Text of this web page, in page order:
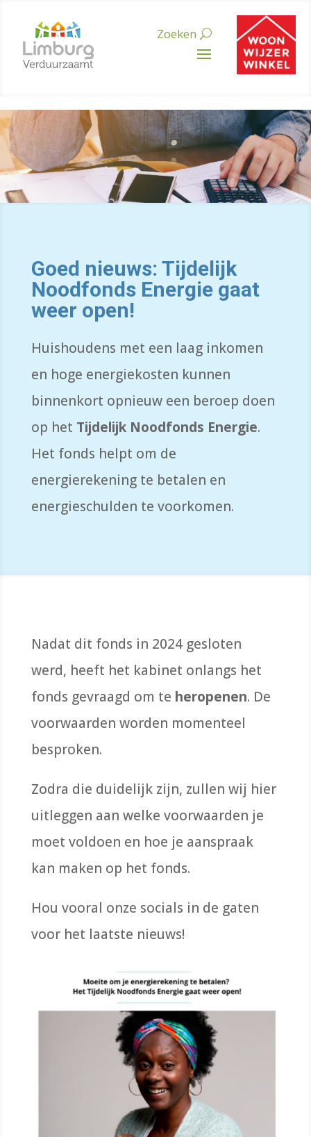
Goed nieuws: Tijdelijk
Noodfonds Energie gaat
weer open!
Huishoudens met een laag inkomen
en hoge energiekosten kunnen
binnenkort opnieuw een beroep doen
op het Tijdelijk Noodfonds Energie.
Het fonds helpt om de
energierekening te betalen en
energieschulden te voorkomen.
Nadat dit fonds in 2024 gesloten
werd, heeft het kabinet onlangs het
fonds gevraagd om te heropenen. De
voorwaarden worden momenteel
besproken.
Zodra die duidelijk zijn, zullen wij hier
uitleggen aan welke voorwaarden je
moet voldoen en hoe je aanspraak
kan maken op het fonds.
Hou vooral onze socials in de gaten
voor het laatste nieuws!